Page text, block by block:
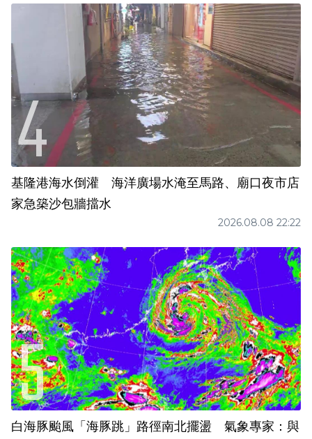
基隆港海水倒灌 海洋廣場水淹至馬路、廟口夜市店
家急築沙包牆擋水
2026.08.08 22:22
白海豚颱風「海豚跳」路徑南北擺盪 氣象專家：與